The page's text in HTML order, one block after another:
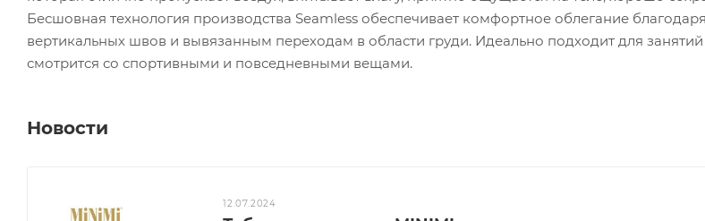
Бесшовная технология производства Seamless обеспечивает комфортное облегание
вертикальных швов и вывязанным переходам в области груди. Идеально подходит для
смотрится со спортивными и повседневными вещами.
Новости
12.07.2024